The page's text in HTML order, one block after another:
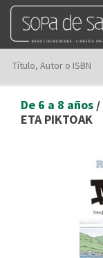
De 6 a 8 años /
ETA PIKTOAK